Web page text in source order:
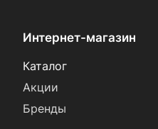
Интернет-магазин
Каталог
Акции
Бренды